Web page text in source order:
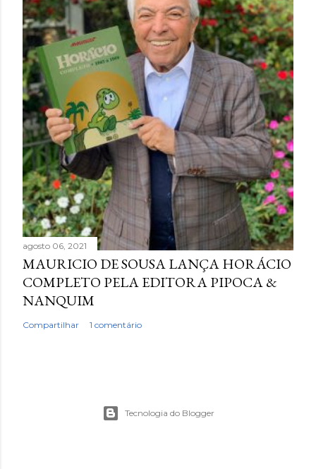
agosto 06, 2021
MAURICIO DE SOUSA LANÇA HORÁCIO
COMPLETO PELA EDITORA PIPOCA &
NANQUIM
Compartilhar 1 comentário
Tecnologia do Blogger